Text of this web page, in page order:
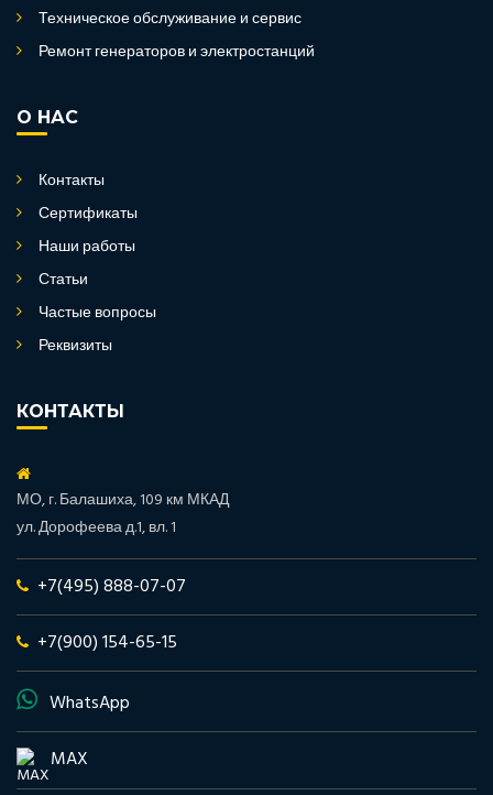
Техническое обслуживание и сервис
Ремонт генераторов и электростанций
О НАС
Контакты
Сертификаты
Наши работы
Статьи
Частые вопросы
Реквизиты
КОНТАКТЫ
МО, г. Балашиха, 109 км МКАД
ул. Дорофеева д.1, вл. 1
+7(495) 888-07-07
+7(900) 154-65-15
WhatsApp
MAX